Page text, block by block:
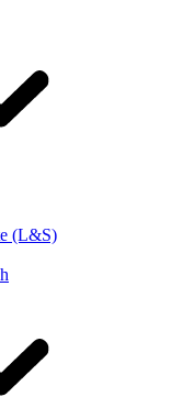
(L&S)